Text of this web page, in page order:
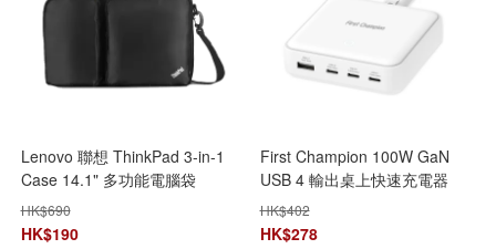
Lenovo 聯想 ThinkPad 3-in-1
Case 14.1" 多功能電腦袋
4X40H57287 手提電腦保護套
HK$690
HK$190
First Champion 100W GaN
USB 4 輸出桌上快速充電器
HK$402
HK$278